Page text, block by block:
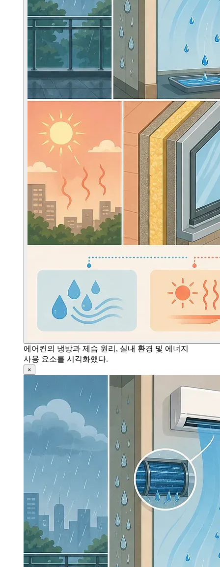
에어컨의 냉방과 제습 원리, 실내 환경 및 에너지
사용 요소를 시각화했다.
×